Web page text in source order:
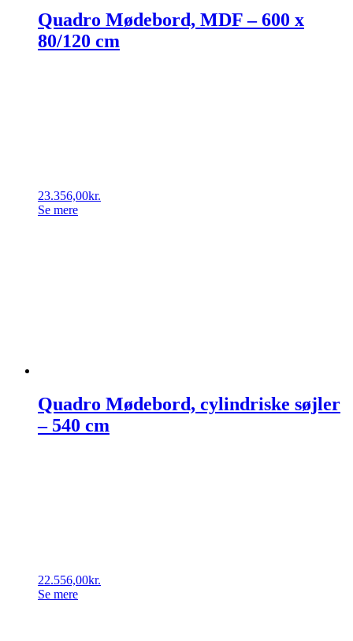
Quadro Mødebord, MDF – 600 x
80/120 cm
23.356,00kr.
Se mere
Quadro Mødebord, cylindriske søjler
– 540 cm
22.556,00kr.
Se mere